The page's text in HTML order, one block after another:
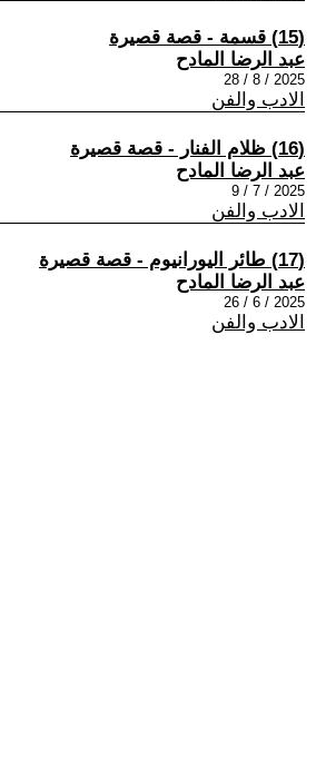
(15) قسمة - قصة قصيرة
عبد الرضا المادح
2025 / 8 / 28
الادب والفن
(16) ظلام الفنار - قصة قصيرة
عبد الرضا المادح
2025 / 7 / 9
الادب والفن
(17) طائر اليورانيوم - قصة قصيرة
عبد الرضا المادح
2025 / 6 / 26
الادب والفن